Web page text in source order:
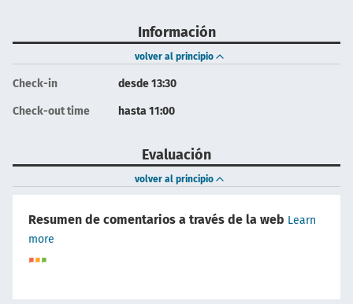
Información
volver al principio
Check-in desde 13:30
Check-out time hasta 11:00
Evaluación
volver al principio
Resumen de comentarios a través de la web Learn
more